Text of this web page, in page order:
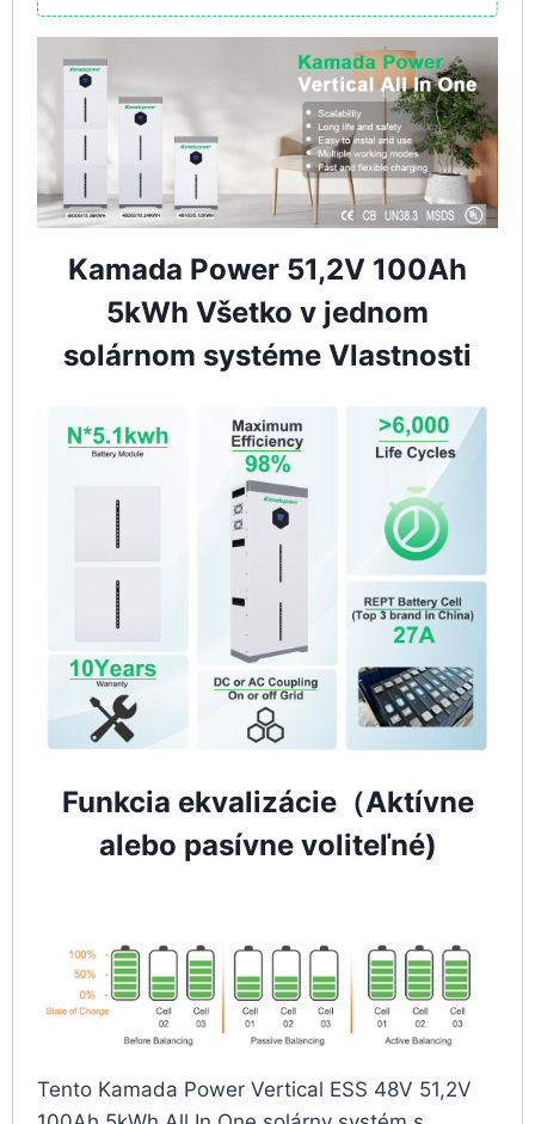
Kamada Power 51,2V 100Ah
5kWh Všetko v jednom
solárnom systéme Vlastnosti
Funkcia ekvalizácie（Aktívne
alebo pasívne voliteľné)
Tento Kamada Power Vertical ESS 48V 51,2V